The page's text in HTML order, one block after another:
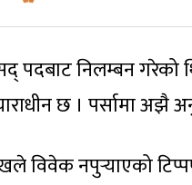
निलम्बन गरेको
छ । पर्सामा अझै
विवेक नपुर्‍याएको